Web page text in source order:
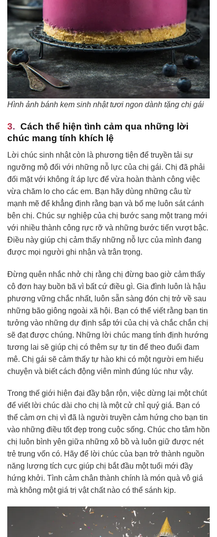
Hình ảnh bánh kem sinh nhật tươi ngon dành tặng chị gái
Cách thể hiện tình cảm qua những lời
chúc mang tính khích lệ
Lời chúc sinh nhật còn là phương tiện để truyền tải sự
ngưỡng mộ đối với những nỗ lực của chị gái. Chị đã phải
đối mặt với không ít áp lực để vừa hoàn thành công việc
vừa chăm lo cho các em. Bạn hãy dùng những câu từ
mạnh mẽ để khẳng định rằng bạn và bố mẹ luôn sát cánh
bên chị. Chúc sự nghiệp của chị bước sang một trang mới
với nhiều thành công rực rỡ và những bước tiến vượt bậc.
Điều này giúp chị cảm thấy những nỗ lực của mình đang
được mọi người ghi nhận và trân trọng.
Đừng quên nhắc nhở chị rằng chị đừng bao giờ cảm thấy
cô đơn hay buồn bã vì bất cứ điều gì. Gia đình luôn là hậu
phương vững chắc nhất, luôn sẵn sàng đón chị trở về sau
những bão giông ngoài xã hội. Bạn có thể viết rằng bạn tin
tưởng vào những dự định sắp tới của chị và chắc chắn chị
sẽ đạt được chúng. Những lời chúc mang tính định hướng
tương lai sẽ giúp chị có thêm sự tự tin để theo đuổi đam
mê. Chị gái sẽ cảm thấy tự hào khi có một người em hiểu
chuyện và biết cách động viên mình đúng lúc như vậy.
Trong thế giới hiện đại đầy bận rộn, việc dừng lại một chút
để viết lời chúc dài cho chị là một cử chỉ quý giá. Bạn có
thể cảm ơn chị vì đã là người truyền cảm hứng cho bạn tin
vào những điều tốt đẹp trong cuộc sống. Chúc cho tâm hồn
chị luôn bình yên giữa những xô bồ và luôn giữ được nét
trẻ trung vốn có. Hãy để lời chúc của bạn trở thành nguồn
năng lượng tích cực giúp chị bắt đầu một tuổi mới đầy
hứng khởi. Tình cảm chân thành chính là món quà vô giá
mà không một giá trị vật chất nào có thể sánh kịp.